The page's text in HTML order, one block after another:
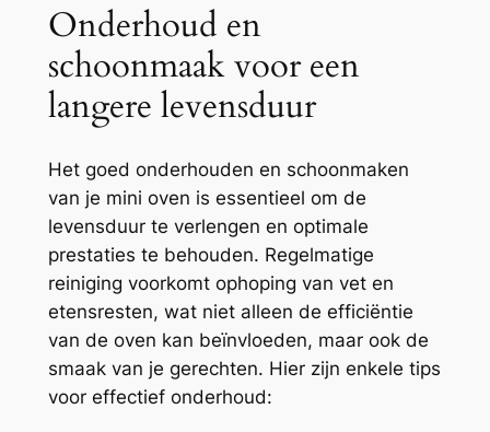
Onderhoud en
schoonmaak voor een
langere levensduur
Het goed onderhouden en schoonmaken
van je mini oven is essentieel om de
levensduur te verlengen en optimale
prestaties te behouden. Regelmatige
reiniging voorkomt ophoping van vet en
etensresten, wat niet alleen de efficiëntie
van de oven kan beïnvloeden, maar ook de
smaak van je gerechten. Hier zijn enkele tips
voor effectief onderhoud: